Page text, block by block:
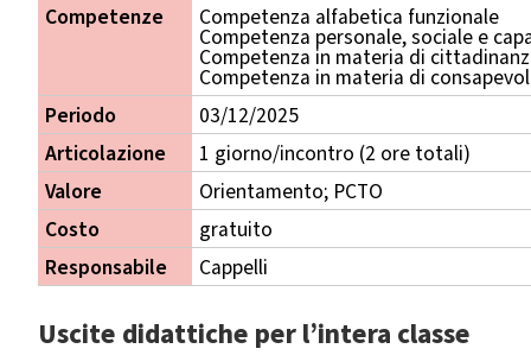
Competenze
Competenza alfabetica funzionale
Competenza personale, sociale e
Competenza in materia di
Competenza in materia di
Periodo
03/12/2025
Articolazione
1 giorno/incontro (2 ore totali)
Valore
Orientamento; PCTO
Costo
gratuito
Responsabile
Cappelli
Uscite didattiche per l’intera classe